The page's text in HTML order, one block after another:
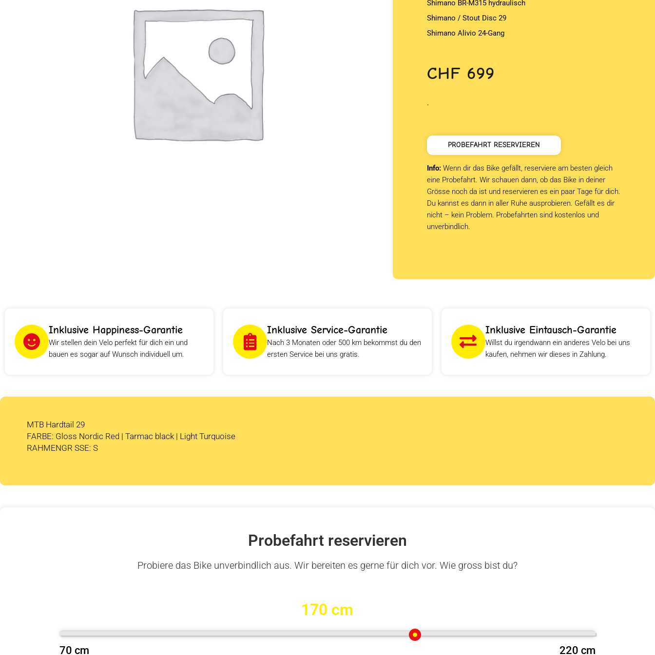
Shimano BR-M315 hydraulisch
Shimano / Stout Disc 29
Shimano Alivio 24-Gang
CHF 699
.
PROBEFAHRT RESERVIEREN
Info: Wenn dir das Bike gefällt, reserviere am besten gleich
eine Probefahrt. Wir schauen dann, ob das Bike in deiner
Grösse noch da ist und reservieren es ein paar Tage für dich.
Du kannst es dann in aller Ruhe ausprobieren. Gefällt es dir
nicht – kein Problem. Probefahrten sind kostenlos und
unverbindlich.
Inklusive Happiness-Garantie
Wir stellen dein Velo perfekt für dich ein und
bauen es sogar auf Wunsch individuell um.
Inklusive Service-Garantie
Nach 3 Monaten oder 500 km bekommst du den
ersten Service bei uns gratis.
Inklusive Eintausch-Garantie
Willst du irgendwann ein anderes Velo bei uns
kaufen, nehmen wir dieses in Zahlung.
MTB Hardtail 29
FARBE: Gloss Nordic Red | Tarmac black | Light Turquoise
RAHMENGR SSE: S
Probefahrt reservieren
Probiere das Bike unverbindlich aus. Wir bereiten es gerne für dich vor. Wie gross bist du?
170 cm
70 cm 220 cm